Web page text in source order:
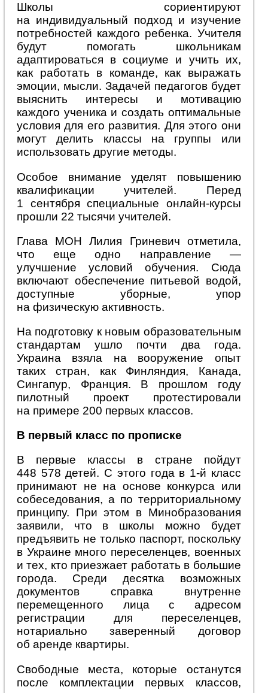
Школы сориентируют
на индивидуальный подход и изучение
потребностей каждого ребенка. Учителя
будут помогать школьникам
адаптироваться в социуме и учить их,
как работать в команде, как выражать
эмоции, мысли. Задачей педагогов будет
выяснить интересы и мотивацию
каждого ученика и создать оптимальные
условия для его развития. Для этого они
могут делить классы на группы или
использовать другие методы.
Особое внимание уделят повышению
квалификации учителей. Перед
1 сентября специальные онлайн-курсы
прошли 22 тысячи учителей.
Глава МОН Лилия Гриневич отметила,
что еще одно направление —
улучшение условий обучения. Сюда
включают обеспечение питьевой водой,
доступные уборные, упор
на физическую активность.
На подготовку к новым образовательным
стандартам ушло почти два года.
Украина взяла на вооружение опыт
таких стран, как Финляндия, Канада,
Сингапур, Франция. В прошлом году
пилотный проект протестировали
на примере 200 первых классов.
В первый класс по прописке
В первые классы в стране пойдут
448 578 детей. С этого года в 1-й класс
принимают не на основе конкурса или
собеседования, а по территориальному
принципу. При этом в Минобразования
заявили, что в школы можно будет
предъявить не только паспорт, поскольку
в Украине много переселенцев, военных
и тех, кто приезжает работать в большие
города. Среди десятка возможных
документов справка внутренне
перемещенного лица с адресом
регистрации для переселенцев,
нотариально заверенный договор
об аренде квартиры.
Свободные места, которые останутся
после комплектации первых классов,